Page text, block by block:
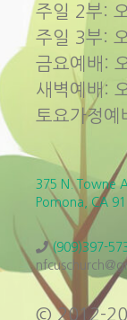
주일 2부:
주일 3부:
금요예배:
새벽예배:
토요가정예
375 N. Towne
Pomona, CA
(909)397-
© 2012-